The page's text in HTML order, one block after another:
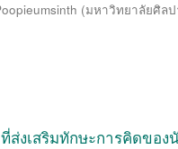
(มหาวิทยาลัยศิลป
งเสริมทักษะการคิดของ